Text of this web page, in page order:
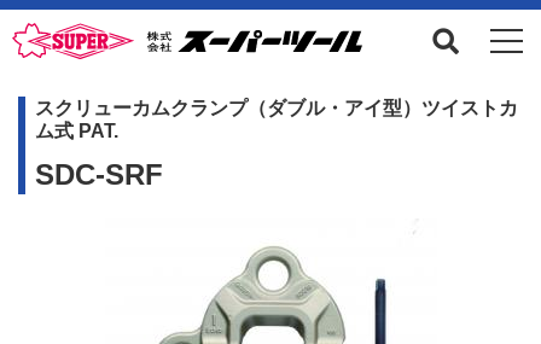
スクリューカムクランプ（ダブル・アイ型）ツイストカ
ム式 PAT.
SDC-SRF